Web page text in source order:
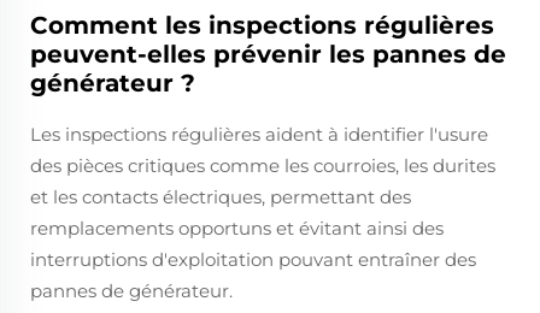
Comment les inspections régulières
peuvent-elles prévenir les pannes de
générateur ?
Les inspections régulières aident à identifier l'usure
des pièces critiques comme les courroies, les durites
et les contacts électriques, permettant des
remplacements opportuns et évitant ainsi des
interruptions d'exploitation pouvant entraîner des
pannes de générateur.